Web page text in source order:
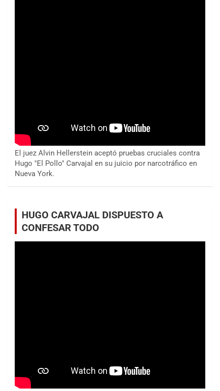
El juez Alvin Hellerstein aceptó pruebas cruciales contra
Hugo "El Pollo" Carvajal en su juicio por narcotráfico en
Nueva York.
HUGO CARVAJAL DISPUESTO A
CONFESAR TODO